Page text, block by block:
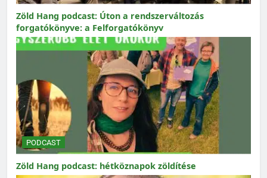
Zöld Hang podcast: Úton a rendszerváltozás
forgatókönyve: a Felforgatókönyv
PODCAST
Zöld Hang podcast: hétköznapok zöldítése